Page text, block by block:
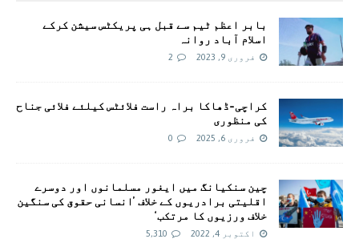
بابر اعظم ٹیم سے قبل ہی پریکٹس سیشن کرکے
اسلام آباد روانہ
فروری 9, 2023 2
کراچی-ڈھاکا براہ راست فلائٹس کیلئے فلائی جناح
کی منظوری
فروری 6, 2025 0
چین سنکیانگ میں ایغور مسلمانوں اور دوسرے
اقلیتی برادريوں کے خلاف ’انسانی حقوق کی سنگین
خلاف ورزیوں کا مرتکب‘
اکتوبر 4, 2022 5,310